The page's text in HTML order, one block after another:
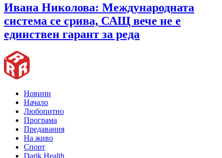
Ивана Николова: Международната
система се срива, САЩ вече не е
единствен гарант за реда
Новини
Начало
Любопитно
Програма
Предавания
На живо
Спорт
Darik Health